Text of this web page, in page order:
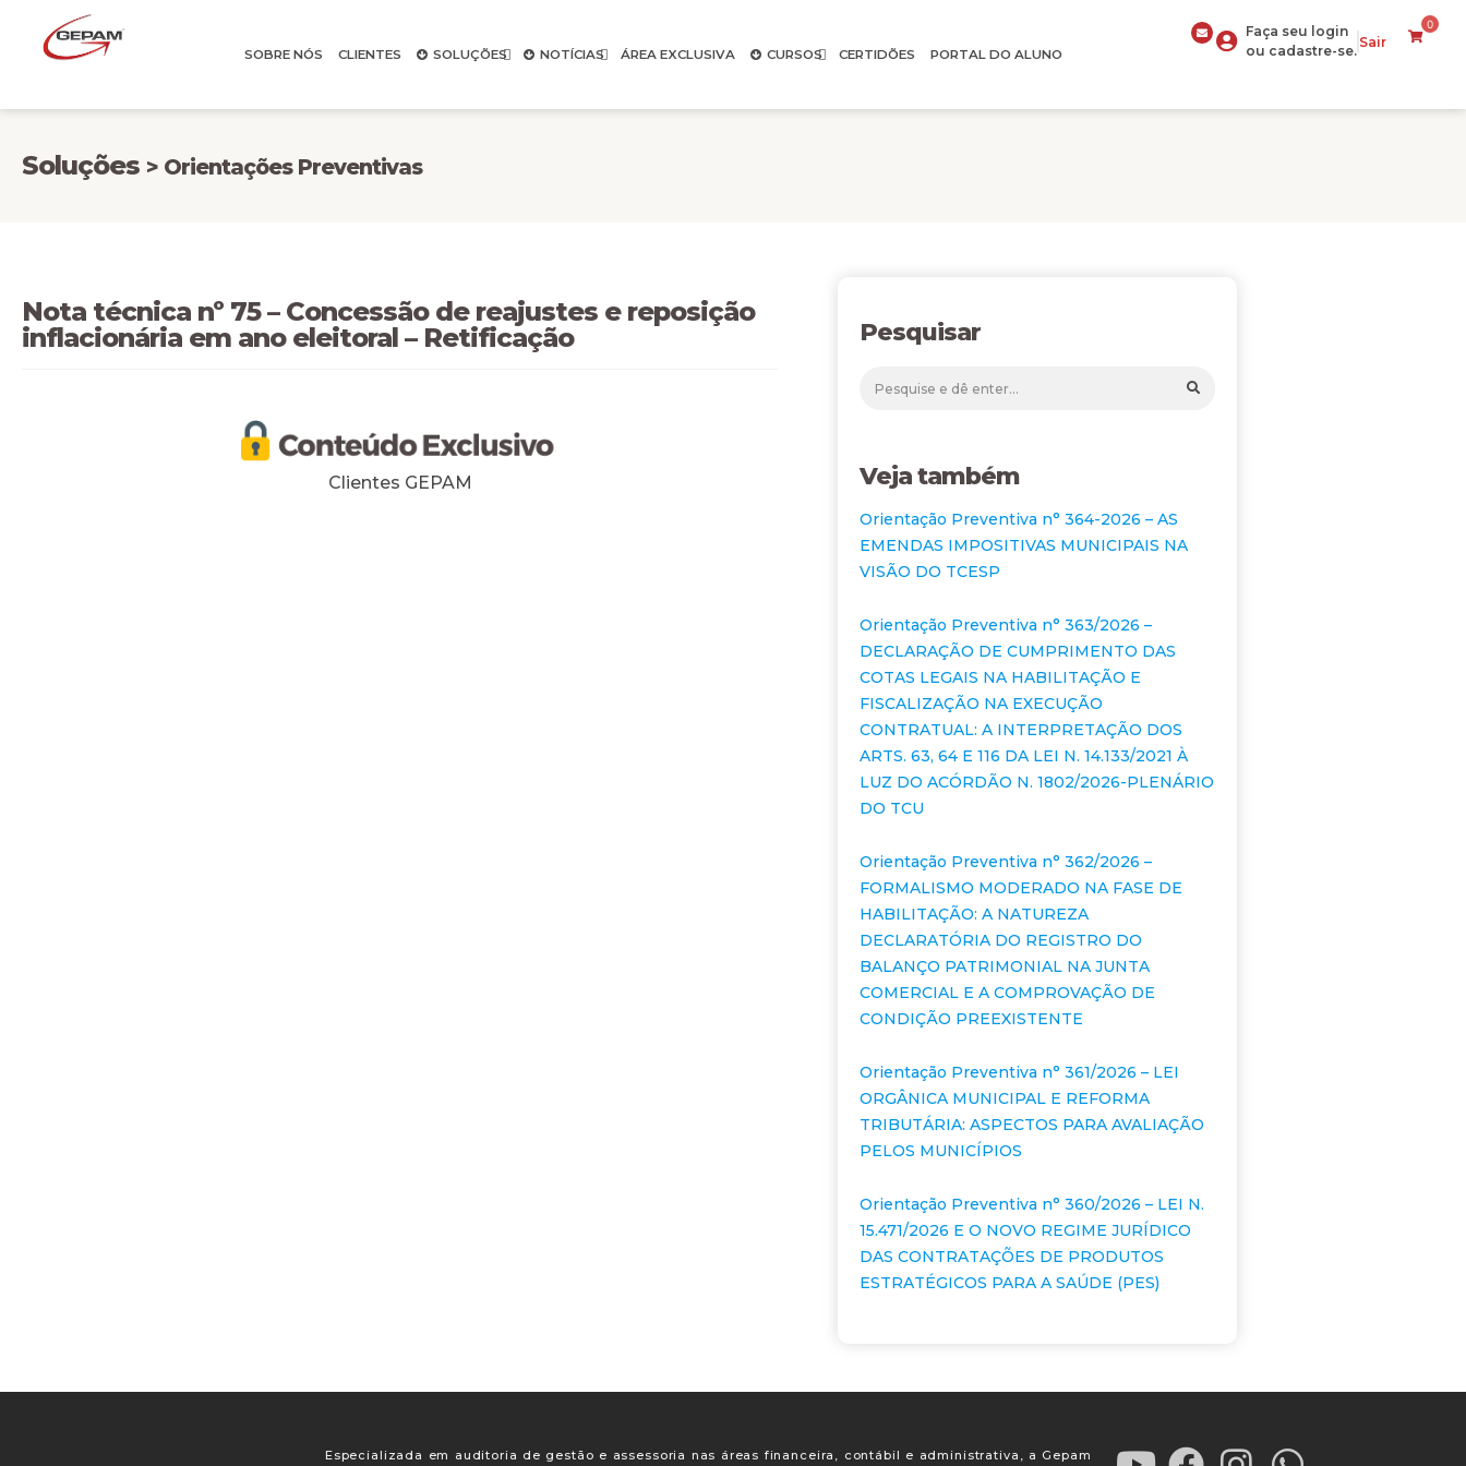
SOBRE NÓS CLIENTES SOLUÇÕES NOTÍCIAS ÁREA EXCLUSIVA CURSOS CERTIDÕES PORTAL DO ALUNO
Faça seu login
ou cadastre-se.
Sair
0
Soluções > Orientações Preventivas
Nota técnica nº 75 – Concessão de reajustes e reposição
inflacionária em ano eleitoral – Retificação
Clientes GEPAM
Pesquisar
Veja também
Orientação Preventiva n° 364-2026 – AS
EMENDAS IMPOSITIVAS MUNICIPAIS NA
VISÃO DO TCESP
Orientação Preventiva n° 363/2026 –
DECLARAÇÃO DE CUMPRIMENTO DAS
COTAS LEGAIS NA HABILITAÇÃO E
FISCALIZAÇÃO NA EXECUÇÃO
CONTRATUAL: A INTERPRETAÇÃO DOS
ARTS. 63, 64 E 116 DA LEI N. 14.133/2021 À
LUZ DO ACÓRDÃO N. 1802/2026-PLENÁRIO
DO TCU
Orientação Preventiva n° 362/2026 –
FORMALISMO MODERADO NA FASE DE
HABILITAÇÃO: A NATUREZA
DECLARATÓRIA DO REGISTRO DO
BALANÇO PATRIMONIAL NA JUNTA
COMERCIAL E A COMPROVAÇÃO DE
CONDIÇÃO PREEXISTENTE
Orientação Preventiva n° 361/2026 – LEI
ORGÂNICA MUNICIPAL E REFORMA
TRIBUTÁRIA: ASPECTOS PARA AVALIAÇÃO
PELOS MUNICÍPIOS
Orientação Preventiva n° 360/2026 – LEI N.
15.471/2026 E O NOVO REGIME JURÍDICO
DAS CONTRATAÇÕES DE PRODUTOS
ESTRATÉGICOS PARA A SAÚDE (PES)
Especializada em auditoria de gestão e assessoria nas áreas financeira, contábil e administrativa, a Gepam